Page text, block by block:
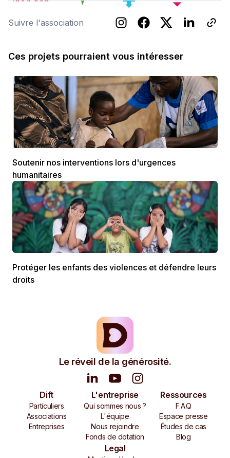
Suivre l'association
Ces projets pourraient vous intéresser
Soutenir nos interventions lors d'urgences
humanitaires
Protéger les enfants des violences et défendre leurs
droits
Le réveil de la générosité.
Dift
Particuliers
Associations
Entreprises
L'entreprise
Qui sommes nous ?
L'équipe
Nous rejoindre
Fonds de dotation
Ressources
F.A.Q
Espace presse
Études de cas
Blog
Legal